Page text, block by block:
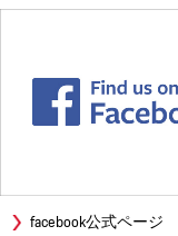
facebook公式ページ